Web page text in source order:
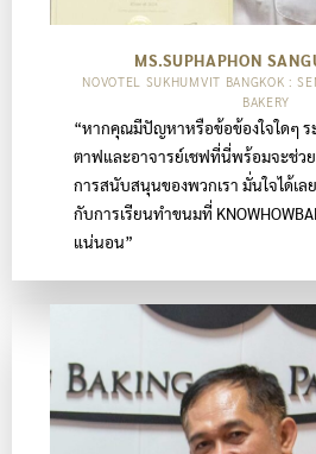
MS.SUPHAPHON
NOVOTEL SUKHUMVIT BANGKOK :
BAKERY
“หากคุณมีปัญหาหรือข้อข้องใจใดๆ ร
ตาฟและอาจารย์เชฟที่นี่พร้อมจะช่ว
การสนับสนุนของพวกเรา มั่นใจได้เ
กับการเรียนทำขนมที่
แน่นอน”